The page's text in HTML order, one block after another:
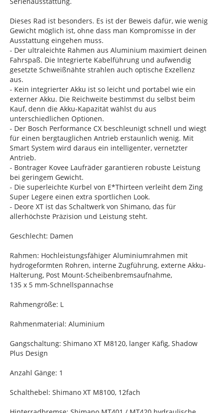
Dieses Rad ist besonders. Es ist der Beweis dafür, wie wenig
Gewicht möglich ist, ohne dass man Kompromisse in der
Ausstattung eingehen muss.
- Der ultraleichte Rahmen aus Aluminium maximiert deinen
Fahrspaß. Die Integrierte Kabelführung und aufwendig
gesetzte Schweißnähte strahlen auch optische Exzellenz
aus.
- Kein integrierter Akku ist so leicht und portabel wie ein
externer Akku. Die Reichweite bestimmst du selbst beim
Kauf, denn die Akku-Kapazität wählst du aus
unterschiedlichen Optionen.
- Der Bosch Performance CX beschleunigt schnell und wiegt
für einen bergtauglichen Antrieb erstaunlich wenig. Mit
Smart System wird daraus ein intelligenter, vernetzter
Antrieb.
- Bontrager Kovee Laufräder garantieren robuste Leistung
bei geringem Gewicht.
- Die superleichte Kurbel von E*Thirteen verleiht dem Zing
Super Legere einen extra sportlichen Look.
- Deore XT ist das Schaltwerk von Shimano, das für
allerhöchste Präzision und Leistung steht.
Geschlecht: Damen
Rahmen: Hochleistungsfähiger Aluminiumrahmen mit
hydrogeformten Rohren, interne Zugführung, externe Akku-
Halterung, Post Mount-Scheibenbremsaufnahme,
135 x 5 mm-Schnellspannachse
Rahmengröße: L
Rahmenmaterial: Aluminium
Gangschaltung: Shimano XT M8120, langer Käfig, Shadow
Plus Design
Anzahl Gänge: 1
Schalthebel: Shimano XT M8100, 12fach